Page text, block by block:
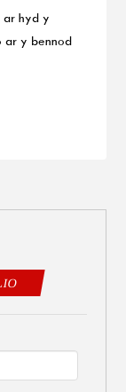
ar hyd y
ar y bennod